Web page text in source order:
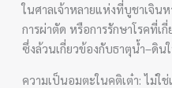
ในศาลเจ้าหลายแห่งที่บูชาเจิน
การผ่าตัด หรือการรักษาโรคที่เ
ซึ่งล้วนเกี่ยวข้องกับธาตุน้ำ–ดิน
ความเป็นอมตะในคติเต๋า: ไม่ใ